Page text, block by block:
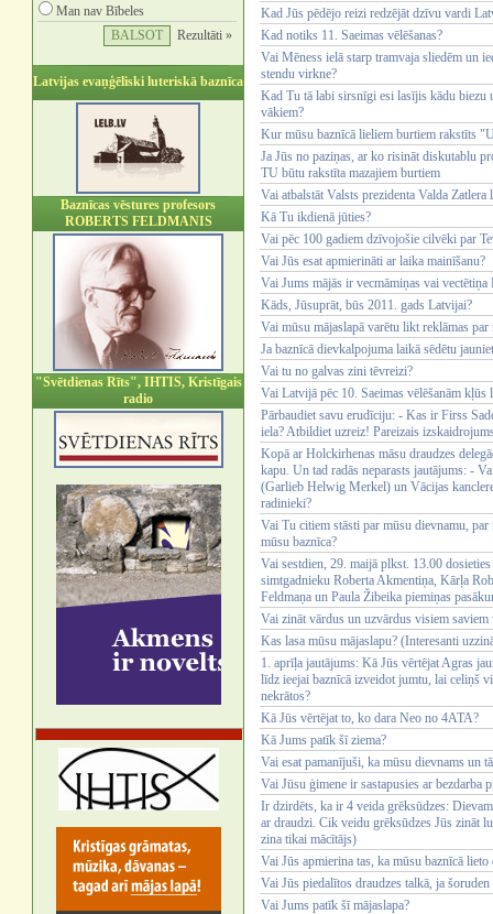
Man nav Bībeles
Rezultāti »
Latvijas evaņģēliski luteriskā baznīca
Baznīcas vēstures profesors
ROBERTS FELDMANIS
"Svētdienas Rīts", IHTIS, Kristīgais
radio
Kad Jūs pēdējo reizi redzējāt dzīvu vardi
Kad notiks 11. Saeimas vēlēšanas?
Vai Mēness ielā starp tramvaja sliedēm un
stendu virkne?
Kad Tu tā labi sirsnīgi esi lasījis kādu biezu
vākiem?
Kur mūsu baznīcā lieliem burtiem rakstīts
Ja Jūs no paziņas, ar ko risināt diskutablu
TU būtu rakstīta mazajiem burtiem
Vai atbalstāt Valsts prezidenta Valda Zatlera
Kā Tu ikdienā jūties?
Vai pēc 100 gadiem dzīvojošie cilvēki par
Vai Jūs esat apmierināti ar laika mainīšanu?
Vai Jums mājās ir vecmāmiņas vai
Kāds, Jūsuprāt, būs 2011. gads Latvijai?
Vai mūsu mājaslapā varētu likt reklāmas
Ja baznīcā dievkalpojuma laikā sēdētu
Vai tu no galvas zini tēvreizi?
Vai Latvijā pēc 10. Saeimas vēlēšanām kļūs
Pārbaudiet savu erudīciju: - Kas ir Firss
iela? Atbildiet uzreiz! Pareizais
Kopā ar Holckirhenas māsu draudzes
kapu. Un tad radās neparasts jautājums: -
(Garlieb Helwig Merkel) un Vācijas
radinieki?
Vai Tu citiem stāsti par mūsu dievnamu,
mūsu baznīca?
Vai sestdien, 29. maijā plkst. 13.00
simtgadnieku Roberta Akmentiņa, Kārļa
Feldmaņa un Paula Žibeika piemiņas
Vai zināt vārdus un uzvārdus visiem saviem
Kas lasa mūsu mājaslapu? (Interesanti
1. aprīļa jautājums: Kā Jūs vērtējat Agras
līdz ieejai baznīcā izveidot jumtu, lai celiņš
nekrātos?
Kā Jūs vērtējat to, ko dara Neo no 4ATA?
Kā Jums patīk šī ziema?
Vai esat pamanījuši, ka mūsu dievnams un
Vai Jūsu ģimene ir sastapusies ar bezdarba
Ir dzirdēts, ka ir 4 veida grēksūdzes:
ar draudzi. Cik veidu grēksūdzes Jūs zināt
zina tikai mācītājs)
Vai Jūs apmierina tas, ka mūsu baznīcā lieto
Vai Jūs piedalītos draudzes talkā, ja
Vai Jums patīk šī mājaslapa?